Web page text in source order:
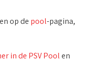
op de pool-pagina,
in de PSV Poolen